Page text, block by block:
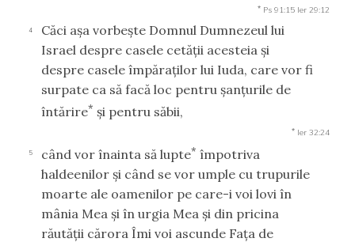
* Ps 91:15 Ier 29:12
4
Căci aşa vorbeşte Domnul Dumnezeul lui
Israel despre casele cetăţii acesteia şi
despre casele împăraţilor lui Iuda, care vor fi
surpate ca să facă loc pentru şanţurile de
întărire* şi pentru săbii,
* Ier 32:24
5 când vor înainta să lupte* împotriva
haldeenilor şi când se vor umple cu trupurile
moarte ale oamenilor pe care-i voi lovi în
mânia Mea şi în urgia Mea şi din pricina
răutăţii cărora Îmi voi ascunde Faţa de